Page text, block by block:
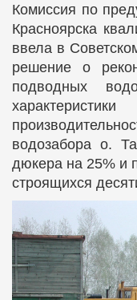
Комиссия по
Красноярска
ввела в
решение о
подводных
водозабора о.
дюкера на 25% и
строящихся